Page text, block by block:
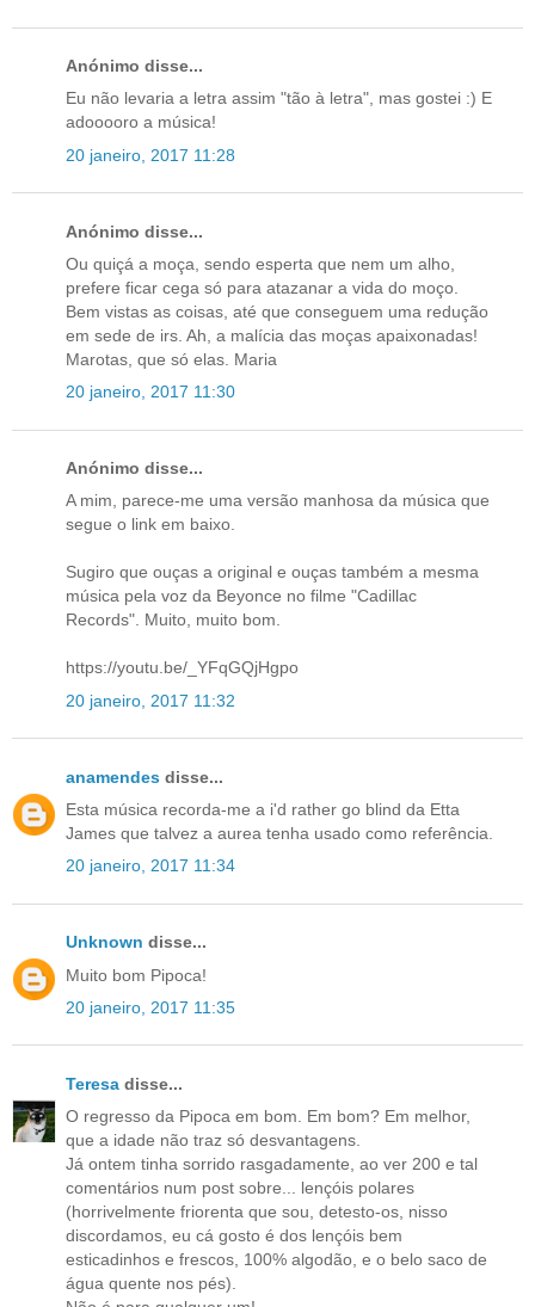
Anónimo disse...
Eu não levaria a letra assim "tão à letra", mas gostei :) E
adooooro a música!
20 janeiro, 2017 11:28
Anónimo disse...
Ou quiçá a moça, sendo esperta que nem um alho,
prefere ficar cega só para atazanar a vida do moço.
Bem vistas as coisas, até que conseguem uma redução
em sede de irs. Ah, a malícia das moças apaixonadas!
Marotas, que só elas. Maria
20 janeiro, 2017 11:30
Anónimo disse...
A mim, parece-me uma versão manhosa da música que
segue o link em baixo.
Sugiro que ouças a original e ouças também a mesma
música pela voz da Beyonce no filme "Cadillac
Records". Muito, muito bom.
https://youtu.be/_YFqGQjHgpo
20 janeiro, 2017 11:32
anamendes disse...
Esta música recorda-me a i'd rather go blind da Etta
James que talvez a aurea tenha usado como referência.
20 janeiro, 2017 11:34
Unknown disse...
Muito bom Pipoca!
20 janeiro, 2017 11:35
Teresa disse...
O regresso da Pipoca em bom. Em bom? Em melhor,
que a idade não traz só desvantagens.
Já ontem tinha sorrido rasgadamente, ao ver 200 e tal
comentários num post sobre... lençóis polares
(horrivelmente friorenta que sou, detesto-os, nisso
discordamos, eu cá gosto é dos lençóis bem
esticadinhos e frescos, 100% algodão, e o belo saco de
água quente nos pés).